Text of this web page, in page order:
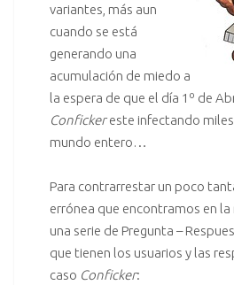
variantes, más aun
cuando se está
generando una
acumulación de miedo a
la espera de que el día 1º de
Confickereste infectando miles
mundo entero…
Para contrarrestar un poco
errónea que encontramos en
una serie de Pregunta –
que tienen los usuarios y las
caso Conficker: